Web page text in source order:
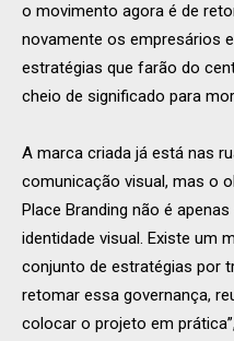
o movimento agora é de
novamente os empresários
estratégias que farão do
cheio de significado para
A marca criada já está nas
comunicação visual, mas o
Place Branding não é
identidade visual. Existe um
conjunto de estratégias por
retomar essa governança,
colocar o projeto em